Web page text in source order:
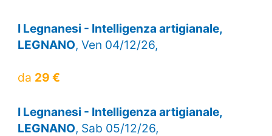
I Legnanesi - Intelligenza artigianale,
LEGNANO, Ven 04/12/26,
da 29 €
I Legnanesi - Intelligenza artigianale,
LEGNANO, Sab 05/12/26,